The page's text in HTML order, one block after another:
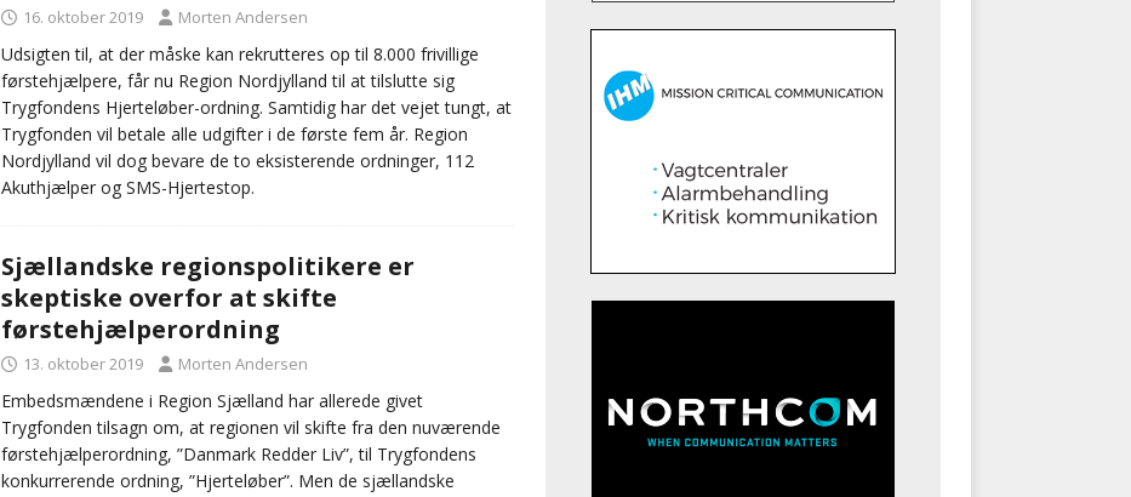
16. oktober 2019 Morten Andersen
Udsigten til, at der måske kan rekrutteres op til 8.000 frivillige
førstehjælpere, får nu Region Nordjylland til at tilslutte sig
Trygfondens Hjerteløber-ordning. Samtidig har det vejet tungt, at
Trygfonden vil betale alle udgifter i de første fem år. Region
Nordjylland vil dog bevare de to eksisterende ordninger, 112
Akuthjælper og SMS-Hjertestop.
Sjællandske regionspolitikere er
skeptiske overfor at skifte
førstehjælperordning
13. oktober 2019 Morten Andersen
Embedsmændene i Region Sjælland har allerede givet
Trygfonden tilsagn om, at regionen vil skifte fra den nuværende
førstehjælperordning, ”Danmark Redder Liv”, til Trygfondens
konkurrerende ordning, ”Hjerteløber”. Men de sjællandske